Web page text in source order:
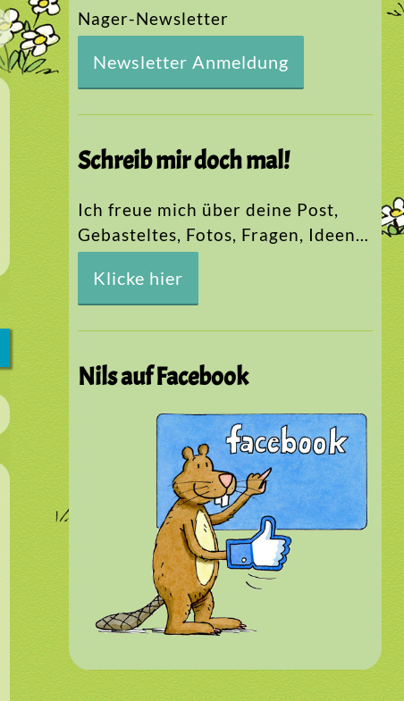
Nager-Newsletter
Newsletter Anmeldung
Schreib mir doch mal!
Ich freue mich über deine Post,
Gebasteltes, Fotos, Fragen, Ideen…
Klicke hier
Nils auf Facebook